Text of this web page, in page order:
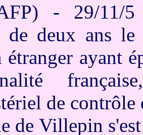
- 29/11/
de deux ans
ayant
de
de Villepin